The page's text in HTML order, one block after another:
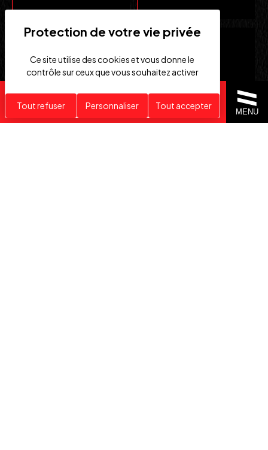
Recherche personnalisée
MENU
CLEFS
IMPORTATION EUROPE
Ce site utilise des cookies et vous donne le
contrôle sur ceux que vous souhaitez activer
Tout accepter
Tout refuser Personnaliser